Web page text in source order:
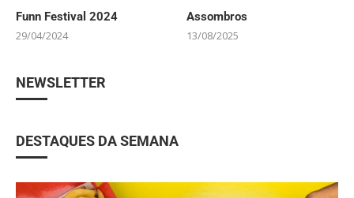
Funn Festival 2024
29/04/2024
Assombros
13/08/2025
NEWSLETTER
DESTAQUES DA SEMANA